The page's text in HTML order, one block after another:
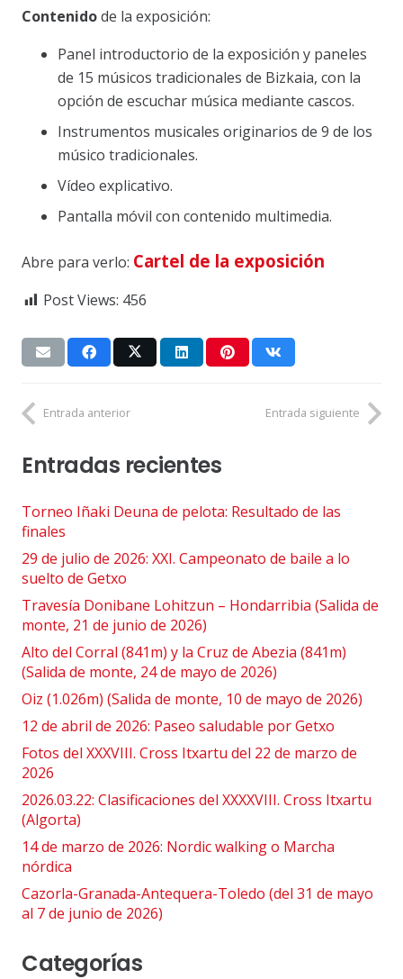
Contenidode la exposición:
Panel introductorio de la exposición y paneles
de 15 músicos tradicionales de Bizkaia, con la
opción de escuchar música mediante cascos.
Instrumentos musicales originarios de 9 de los
músico tradicionales.
Vídeo explicativo.
Pantalla móvil con contenido multimedia.
Abre para verlo: Cartel de la exposición
Post Views: 456
Entrada anterior Entrada siguiente
Entradas recientes
Torneo Iñaki Deuna de pelota: Resultado de las
finales
29 de julio de 2026: XXI. Campeonato de baile a lo
suelto de Getxo
Travesía Donibane Lohitzun – Hondarribia (Salida de
monte, 21 de junio de 2026)
Alto del Corral (841m) y la Cruz de Abezia (841m)
(Salida de monte, 24 de mayo de 2026)
Oiz (1.026m) (Salida de monte, 10 de mayo de 2026)
12 de abril de 2026: Paseo saludable por Getxo
Fotos del XXXVIII. Cross Itxartu del 22 de marzo de
2026
2026.03.22: Clasificaciones del XXXXVIII. Cross Itxartu
(Algorta)
14 de marzo de 2026: Nordic walking o Marcha
nórdica
Cazorla-Granada-Antequera-Toledo (del 31 de mayo
al 7 de junio de 2026)
Categorías